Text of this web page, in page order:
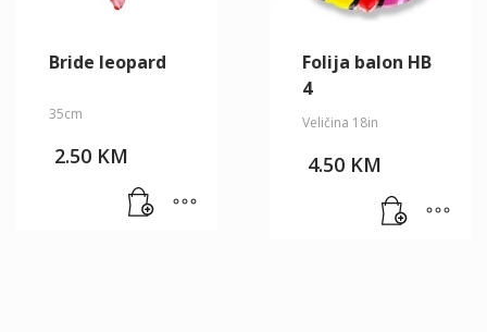
Bride leopard
35cm
2.50 KM
Folija balon HB
4
Veličina 18in
4.50 KM